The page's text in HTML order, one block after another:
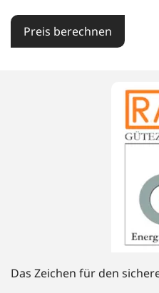
Preis berechnen
Das Zeichen für den